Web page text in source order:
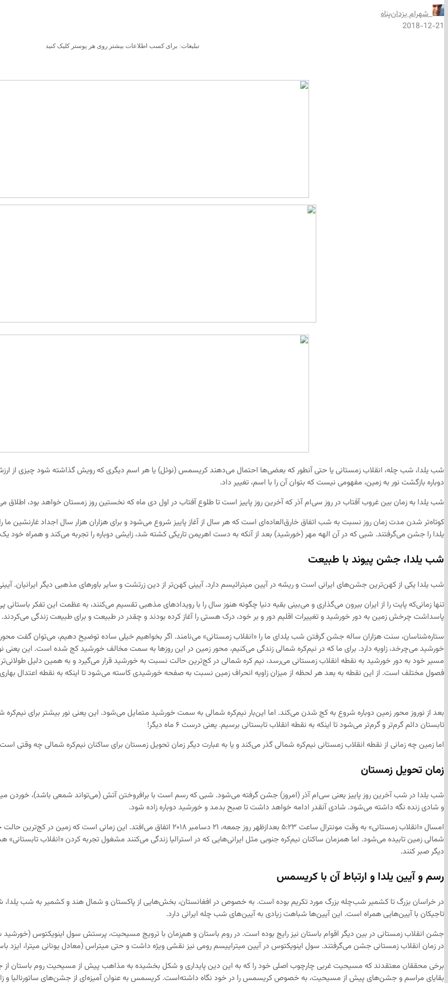
‌ شهرام يزدان‌پناه
2018-12-21
تبلیغات: برای کسب اطلاعات بیشتر روی هر پوستر کلیک کنید
شب یلدا، شب چله، انقلاب زمستانی یا حتی آنطور که بعضی‌ها احتمال می‌دهند کریسمس (نوئل) یا هر اسم دیگری که رویش گذاشته شود چیزی از
دوباره بازگشت نور به زمین، مفهومی نیست که بتوان آن را با اسم، تغییر داد.
شب یلدا به زمان بین غروب آفتاب در روز سی‌ام آذر که آخرین روز پاییز است تا طلوع آفتاب در اول دی ماه که نخستین روز زمستان خواهد بود، اطلاق
کوتاه‌تر شدن مدت زمان روز نسبت به شب اتفاق خارق‌العاده‌ای است که هر سال از آغاز پاییز شروع می‌شود و برای هزاران هزار سال اجداد غارنشین
یلدا را جشن می‌گرفتند. شبی که در آن الهه مهر (خورشید) بعد از آنکه به دست اهریمن تاریکی کشته شد، زایشی دوباره را تجربه می‌کند و همراه خود یک
شب یلدا، جشن پیوند با طبیعت
شب یلدا یکی از کهن‌ترین جشن‌های ایرانی است و ریشه در آیین میترائیسم دارد. آیینی کهن‌تر از دین زرتشت و سایر باورهای مذهبی دیگر ایرانیان.
تنها زمانی‌که پایت را از ایران بیرون می‌گذاری و می‌بینی بقیه دنیا چگونه هنوز سال را با رویدادهای مذهبی تقسیم می‌کنند، به عظمت این تفکر
پاسداشت چرخش زمین به دور خورشید و تغییرات اقلیم دور و بر خود، درک هستی را آغاز کرده بودند و چقدر در طبیعت و برای طبیعت زندگی می‌کردند.
ستاره‌شناسان، سنت هزاران ساله جشن گرفتن شب یلدای ما را «انقلاب زمستانی» می‌نامند. اگر بخواهیم خیلی ساده توضیح دهیم، می‌توان گفت
خورشید می‌چرخد، زاویه دارد. برای ما که در نیم‌کره شمالی زندگی می‌کنیم، محور زمین در این روزها به سمت مخالف خورشید کج شده است. این یعنی نور
مسیر خود به دور خورشید به نقطه انقلاب زمستانی می‌رسد،‌ نیم کره شمالی در کج‌ترین حالت نسبت به خورشید قرار می‌گیرد و به همین دلیل
فصول مختلف است. از این نقطه به بعد هر لحظه از میزان زاویه انحراف زمین نسبت به صفحه خورشیدی کاسته می‌شود تا اینکه به نقطه اعتدال
بعد از نوروز محور زمین دوباره شروع به کج شدن می‌کند. اما این‌بار نیم‌کره شمالی به سمت خورشید متمایل می‌شود. این یعنی نور بیشتر برای نیم‌کره
تابستان دائم گرم‌تر و گرم‌تر می‌شود تا اینکه به نقطه انقلاب تابستانی برسیم. یعنی درست ۶ ماه دیگر!
اما زمین چه زمانی از نقطه انقلاب زمستانی نیم‌کره شمالی گذر می‌کند و یا به عبارت دیگر زمان تحویل زمستان برای ساکنان نیم‌کره شمالی چه وقتی
زمان تحویل زمستان
شب یلدا در شب آخرین روز پاییز یعنی سی‌ام آذر (امروز) جشن گرفته می‌شود. شبی که رسم است با برافروختن آتش (می‌تواند شمعی باشد)،
و شادی زنده نگه داشته می‌شود. شادی آنقدر ادامه خواهد داشت تا صبح بدمد و خورشید دوباره زاده شود.
امسال «انقلاب زمستانی» به وقت مونترال ساعت ۵:۲۳ بعدازظهر روز جمعه، ۲۱ دسامبر ۲۰۱۸ اتفاق
دیگر صبر کنند.
رسم و آیین یلدا و ارتباط آن با کریسمس
در خراسان بزرگ تا کشمیر شب‌چله بزرگ مورد تکریم بوده‌ است. به خصوص در افغانستان، بخش‌هایی از پاکستان و شمال هند و کشمیر به شب
تاجیکان با آیین‌هایی همراه است. این آیین‌ها شباهت زیادی به آیین‌های شب چله ایرانی دارد.
جشن انقلاب زمستانی در بین دیگر اقوام باستان نیز رایج بوده‌ است. در روم باستان و هم‌زمان با ترویج مسیحیت، پرستش سول اینویکتوس (خورشید
در زمان انقلاب زمستانی جشن می‌گرفتند. سول اینویکتوس در آیین میتراییسم رومی نیز نقشی ویژه داشت و حتی میتراس (معادل یونانی میترا، ایزد
برخی محققان معتقدند که مسیحیت غربی چارچوب اصلی خود را که به این دین پایداری و شکل بخشیده به مذاهب پیش از مسیحیت روم باستان از
بقایای مراسم و جشن‌های پیش از مسیحیت، به خصوص کریسمس را در خود نگاه داشته‌است. کریسمس به عنوان آمیزه‌ای از جشن‌های ساتورنالیا و